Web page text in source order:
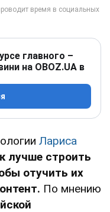
главного –
на OBOZ.UA в
Лариса
лучше строить
отучить их
По мнению